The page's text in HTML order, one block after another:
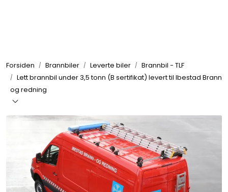
Forsiden Brannbiler Leverte biler
Brannbil - TLF
Lett brannbil under 3,5 tonn (B sertifikat) levert til Ibestad Brann
og redning
Produkter
Reservedeler
Om oss
Kvalitet og miljø